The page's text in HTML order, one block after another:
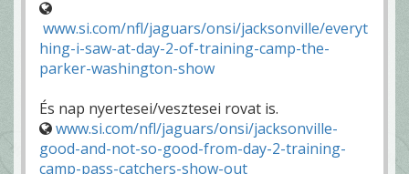
www.si.com/nfl/jaguars/onsi/jacksonville/everyt
hing-i-saw-at-day-2-of-training-camp-the-
parker-washington-show
És nap nyertesei/vesztesei rovat is.
www.si.com/nfl/jaguars/onsi/jacksonville-
good-and-not-so-good-from-day-2-training-
camp-pass-catchers-show-out